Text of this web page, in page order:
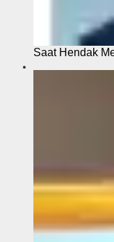
Saat Hendak